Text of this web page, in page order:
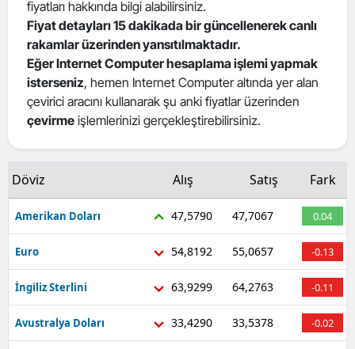
fiyatları hakkında bilgi alabilirsiniz.
Fiyat detayları 15 dakikada bir güncellenerek canlı
rakamlar üzerinden yansıtılmaktadır.
Eğer Internet Computer hesaplama işlemi yapmak
isterseniz, hemen Internet Computer altında yer alan
çevirici aracını kullanarak şu anki fiyatlar üzerinden
çevirme işlemlerinizi gerçekleştirebilirsiniz.
Döviz Alış Satış Fark
Amerikan Doları 47,5790 47,7067 0.04
Euro 54,8192 55,0657 -0.13
İngiliz Sterlini 63,9299 64,2763 -0.11
Avustralya Doları 33,4290 33,5378 -0.02